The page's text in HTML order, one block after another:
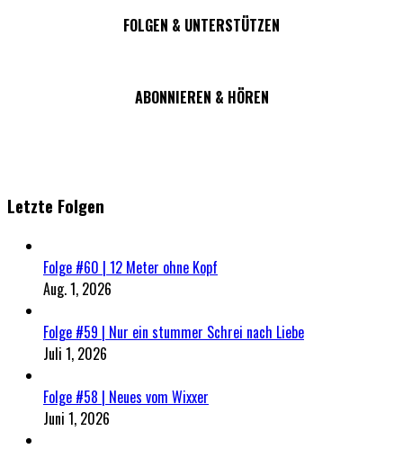
FOLGEN & UNTERSTÜTZEN
ABONNIEREN & HÖREN
Letzte Folgen
Folge #60 | 12 Meter ohne Kopf
Aug. 1, 2026
Folge #59 | Nur ein stummer Schrei nach Liebe
Juli 1, 2026
Folge #58 | Neues vom Wixxer
Juni 1, 2026